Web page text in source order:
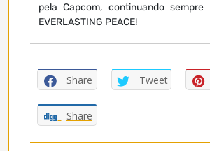
pela Capcom, continuando sempre
EVERLASTING PEACE!
Share Tweet
Share